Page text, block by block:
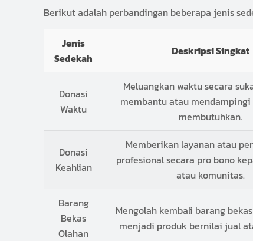
Berikut adalah perbandingan beberapa jenis
Jenis
Sedekah
Deskripsi Singkat
Donasi
Waktu
Meluangkan waktu secara
membantu atau
membutuhkan.
Donasi
Keahlian
Memberikan layanan atau
profesional secara pro bono
atau komunitas.
Barang
Bekas
Olahan
Mengolah kembali barang
menjadi produk bernilai jual